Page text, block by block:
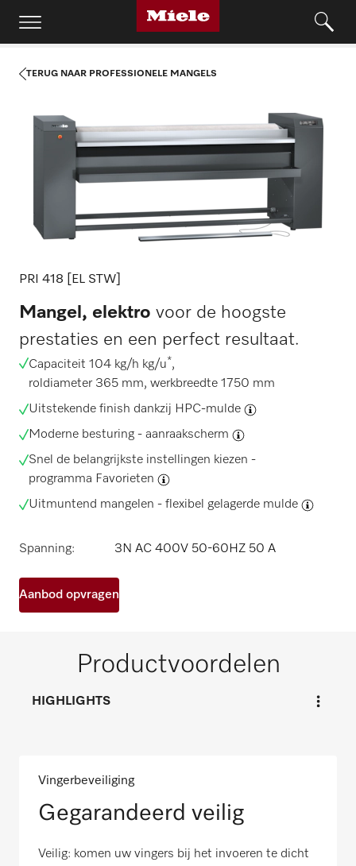
TERUG NAAR PROFESSIONELE MANGELS
PRI 418 [EL STW]
Mangel, elektro voor de hoogste
prestaties en een perfect resultaat.
Capaciteit 104 kg/h kg/u*,
roldiameter 365 mm, werkbreedte 1750 mm
Uitstekende finish dankzij HPC-mulde
Moderne besturing - aanraakscherm
Snel de belangrijkste instellingen kiezen -
programma Favorieten
Uitmuntend mangelen - flexibel gelagerde mulde
Spanning: 3N AC 400V 50-60HZ 50 A
Aanbod opvragen
Productvoordelen
HIGHLIGHTS
Vingerbeveiliging
Gegarandeerd veilig
Veilig: komen uw vingers bij het invoeren te dicht